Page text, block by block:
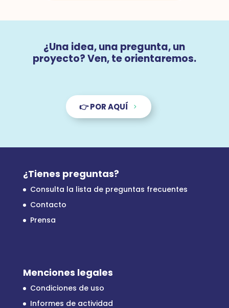
¿Una idea, una pregunta, un
proyecto? Ven, te orientaremos.
👉 POR AQUÍ
¿Tienes preguntas?
Consulta la lista de preguntas frecuentes
Contacto
Prensa
Menciones legales
Condiciones de uso
Informes de actividad